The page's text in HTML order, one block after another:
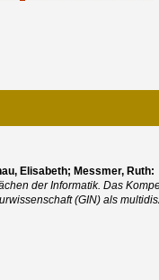
Elisabeth; Messmer, Ruth:
der Informatik. Das
(GIN) als